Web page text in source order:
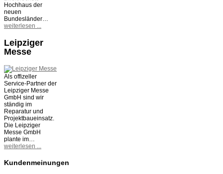
Hochhaus der
neuen
Bundesländer…
weiterlesen ...
Leipziger
Messe
Als offizeller
Service-Partner der
Leipziger Messe
GmbH sind wir
ständig im
Reparatur und
Projektbaueinsatz.
Die Leipziger
Messe GmbH
plante im…
weiterlesen ...
Kundenmeinungen